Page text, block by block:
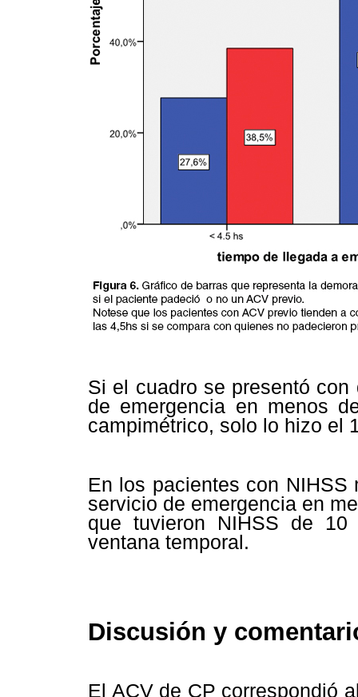
Si el cuadro se presentó
de emergencia en menos
campimétrico, solo lo hizo el
En los pacientes con
servicio de emergencia en
que tuvieron NIHSS de
ventana temporal.
Discusión y
El ACV de CP correspondió